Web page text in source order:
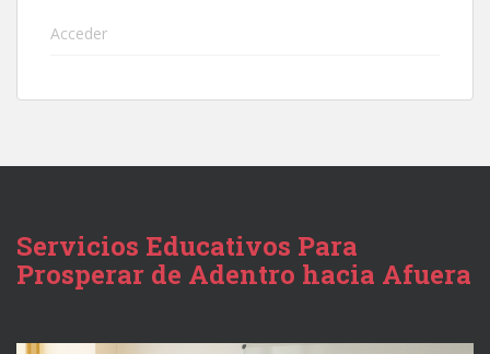
Acceder
Servicios Educativos Para
Prosperar de Adentro hacia Afuera